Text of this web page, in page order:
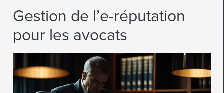
Gestion de l’e-réputation
pour les avocats